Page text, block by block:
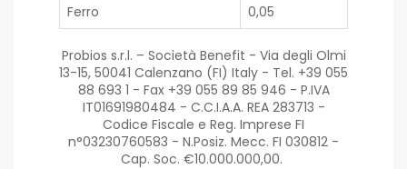
Ferro
0,05
Probios s.r.l. – Società Benefit - Via degli Olmi
13-15, 50041 Calenzano (FI) Italy - Tel. +39 055
88 693 1 - Fax +39 055 89 85 946 - P.IVA
IT01691980484 - C.C.I.A.A. REA 283713 -
Codice Fiscale e Reg. Imprese FI
n°03230760583 - N.Posiz. Mecc. FI 030812 -
Cap. Soc. €10.000.000,00.